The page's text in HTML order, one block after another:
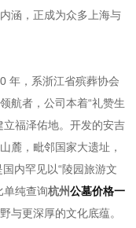
涵，正成为众多上海与
年，系浙江省殡葬协会
航者，公司本着“礼赞生
福泽佑地。开发的安吉
麓，毗邻国家大遗址，
内罕见以“陵园旅游文
单纯查询杭州公墓价格一
与更深厚的文化底蕴。